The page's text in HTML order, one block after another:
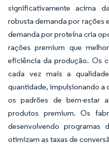
significativamente acima
robusta demanda por rações
demanda por proteína cria
rações premium que
eficiência da produção. Os
cada vez mais a
quantidade, impulsionando a
os padrões de bem-estar
produtos premium. Os
desenvolvendo programas
otimizam as taxas de